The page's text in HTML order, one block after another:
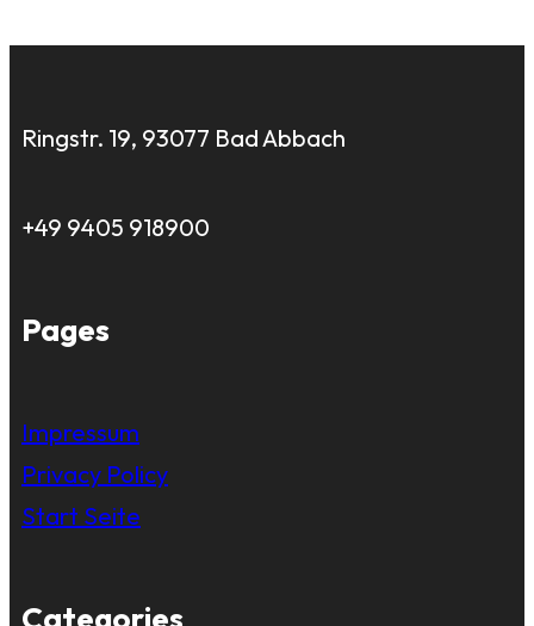
Ringstr. 19, 93077 Bad Abbach
+49 9405 918900
Pages
Impressum
Privacy Policy
Start Seite
Categories